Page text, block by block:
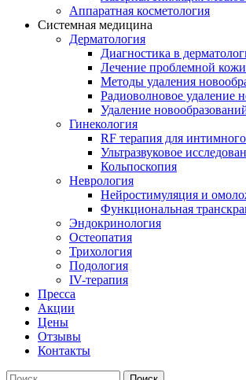
Аппаратная косметология
Системная медицина
Дерматология
Диагностика в
Лечение проблемной
Методы удаления
Радиоволновое удаление
Удаление
Гинекология
RF терапия для
Ультразвуковое
Кольпоскопия
Неврология
Нейростимуляция и
Функциональная
Эндокринология
Остеопатия
Трихология
Подология
IV-терапия
Пресса
Акции
Цены
Отзывы
Контакты